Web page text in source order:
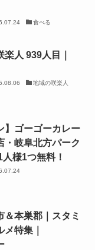
食べる
人 939人目｜
地域の咲楽人
】ゴーゴーカレー
・岐阜北方パーク
人様1つ無料！
＆本巣郡｜スタミ
特集｜